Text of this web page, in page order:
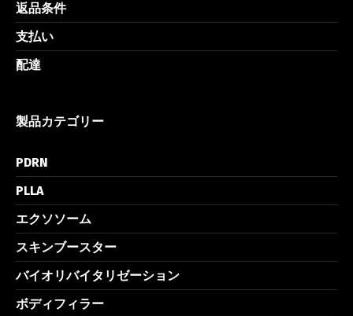
返品条件
支払い
配達
製品カテゴリー
PDRN
PLLA
エクソソーム
スキンブースター
バイオリバイタリゼーション
ボディフィラー